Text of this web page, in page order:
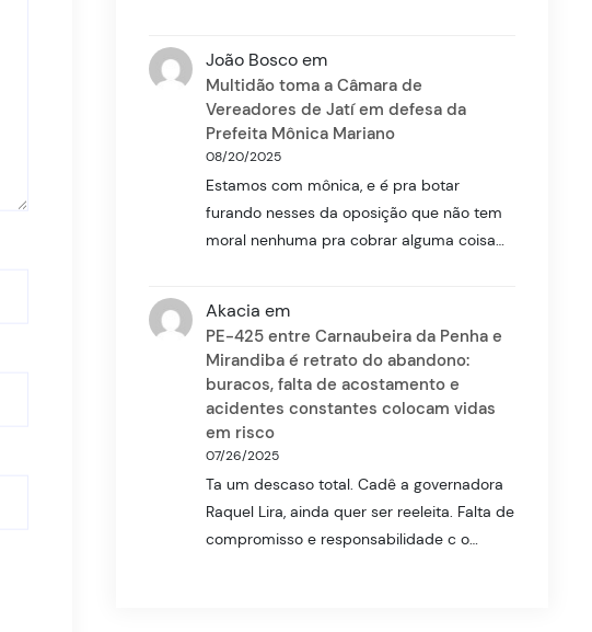
João Boscoem
Multidão toma a Câmara de
Vereadores de Jatí em defesa da
Prefeita Mônica Mariano
08/20/2025
Estamos com mônica, e é pra botar
furando nesses da oposição que não tem
moral nenhuma pra cobrar alguma coisa…
Akacia em
PE-425 entre Carnaubeira da Penha e
Mirandiba é retrato do abandono:
buracos, falta de acostamento e
acidentes constantes colocam vidas
em risco
07/26/2025
Ta um descaso total. Cadê a governadora
Raquel Lira, ainda quer ser reeleita. Falta de
compromisso e responsabilidade c o…